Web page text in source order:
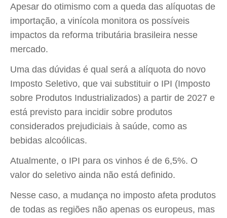
Apesar do otimismo com a queda das alíquotas de
importação, a vinícola monitora os possíveis
impactos da reforma tributária brasileira nesse
mercado.
Uma das dúvidas é qual será a alíquota do novo
Imposto Seletivo, que vai substituir o IPI (Imposto
sobre Produtos Industrializados) a partir de 2027 e
está previsto para incidir sobre produtos
considerados prejudiciais à saúde, como as
bebidas alcoólicas.
Atualmente, o IPI para os vinhos é de 6,5%. O
valor do seletivo ainda não está definido.
Nesse caso, a mudança no imposto afeta produtos
de todas as regiões não apenas os europeus, mas